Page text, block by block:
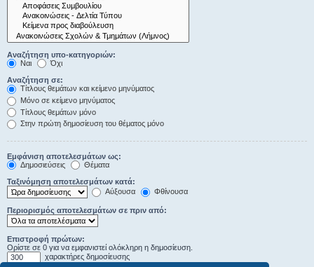
Αναζήτηση υπο-κατηγοριών:
Ναι
Όχι
Αναζήτηση σε:
Τίτλους θεμάτων και κείμενο μηνύματος
Μόνο σε κείμενο μηνύματος
Τίτλους θεμάτων μόνο
Στην πρώτη δημοσίευση του θέματος μόνο
Εμφάνιση αποτελεσμάτων ως:
Δημοσιεύσεις
Θέματα
Ταξινόμηση αποτελεσμάτων κατά:
Αύξουσα
Φθίνουσα
Περιορισμός αποτελεσμάτων σε πριν από:
Επιστροφή πρώτων:
Ορίστε σε 0 για να εμφανιστεί ολόκληρη η δημοσίευση.
χαρακτήρες δημοσίευσης